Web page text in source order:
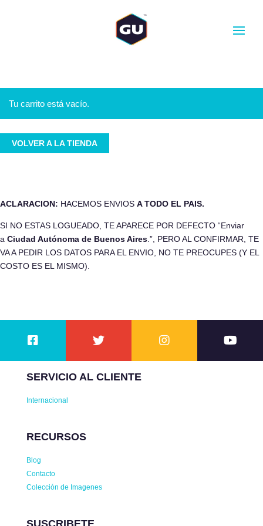
Tu carrito está vacío.
VOLVER A LA TIENDA
ACLARACION: HACEMOS ENVIOS A TODO EL PAIS.
SI NO ESTAS LOGUEADO, TE APARECE POR DEFECTO “Enviar
a Ciudad Autónoma de Buenos Aires .” , PERO AL CONFIRMAR, TE
VA A PEDIR LOS DATOS PARA EL ENVIO, NO TE PREOCUPES (Y EL
COSTO ES EL MISMO).
SERVICIO AL CLIENTE
Internacional
RECURSOS
Blog
Contacto
Colección de Imagenes